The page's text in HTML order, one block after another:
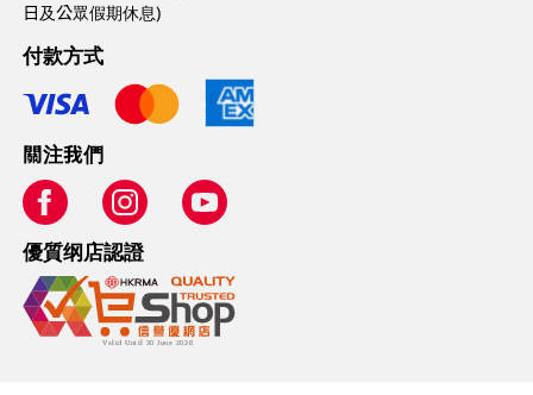
日及公眾假期休息)
付款方式
關注我們
優質纲店認證